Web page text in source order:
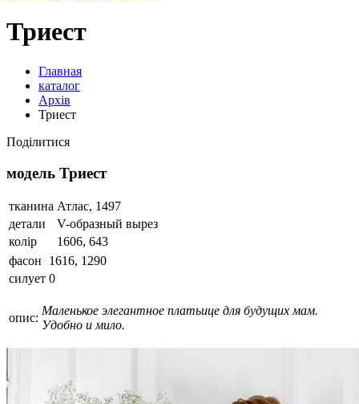
Триест
Главная
каталог
Архів
Триест
Поділитися
модель Триест
тканина Атлас, 1497
детали
V-образный вырез
колір
1606, 643
фасон
1616, 1290
силует 0
опис:
Маленькое элегантное платьице для будущих мам.
Удобно и мило.